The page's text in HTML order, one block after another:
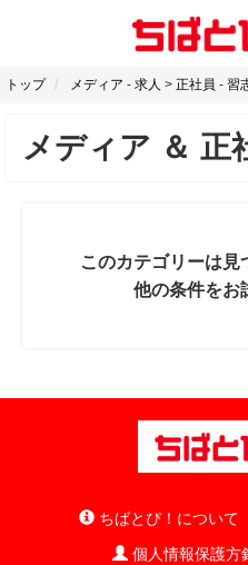
トップ メディア - 求人 > 正社員 - 習
メディア ＆ 正
このカテゴリーは見
他の条件をお
ちばとぴ！について
個人情報保護方